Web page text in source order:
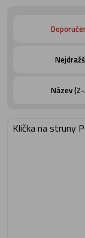
Název
Klička na struny